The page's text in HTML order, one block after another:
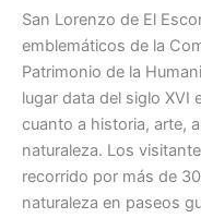
San Lorenzo de El
emblemáticos de la
Patrimonio de la
lugar data del siglo XVI
cuanto a historia, arte,
naturaleza. Los
recorrido por más de
naturaleza en paseos